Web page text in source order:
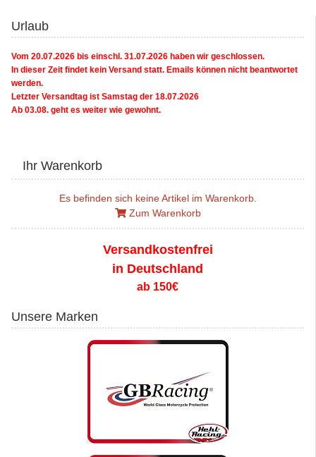
Urlaub
Vom 20.07.2026 bis einschl. 31.07.2026 haben wir geschlossen.
In dieser Zeit findet kein Versand statt. Emails können nicht beantwortet
werden.
Letzter Versandtag ist Samstag der 18.07.2026
Ab 03.08. geht es weiter wie gewohnt.
Ihr Warenkorb
Es befinden sich keine Artikel im Warenkorb.
Zum Warenkorb
Versandkostenfrei
in Deutschland
ab 150€
Unsere Marken